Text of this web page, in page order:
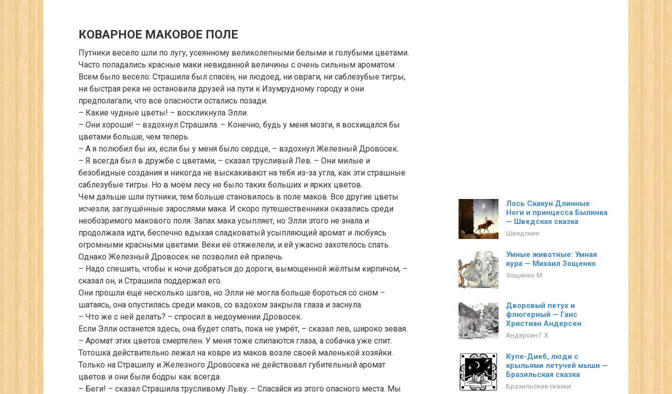
КОВАРНОЕ МАКОВОЕ ПОЛЕ
Путники весело шли по лугу, усеянному великолепными белыми и голубыми цветами.
Часто попадались красные маки невиданной величины с очень сильным ароматом.
Всем было весело: Страшила был спасён, ни людоед, ни овраги, ни саблезубые тигры,
ни быстрая река не остановила друзей на пути к Изумрудному городу и они
предполагали, что все опасности остались позади.
– Какие чудные цветы! – воскликнула Элли.
– Они хороши! – вздохнул Страшила. – Конечно, будь у меня мозги, я восхищался бы
цветами больше, чем теперь.
– А я полюбил бы их, если бы у меня было сердце, – вздохнул Железный Дровосек.
– Я всегда был в дружбе с цветами, – сказал трусливый Лев. – Они милые и
безобидные создания и никогда не выскакивают на тебя из-за угла, как эти страшные
саблезубые тигры. Но в моём лесу не было таких больших и ярких цветов.
Чем дальше шли путники, тем больше становилось в поле маков. Все другие цветы
исчезли, заглушённые зарослями мака. И скоро путешественники оказались среди
необозримого макового поля. Запах мака усыпляет, но Элли этого не знала и
продолжала идти, беспечно вдыхая сладковатый усыпляющий аромат и любуясь
огромными красными цветами. Веки её отяжелели, и ей ужасно захотелось спать.
Однако Железный Дровосек не позволил ей прилечь.
– Надо спешить, чтобы к ночи добраться до дороги, вымощенной жёлтым кирпичом, –
сказал он, и Страшила поддержал его.
Они прошли ещё несколько шагов, но Элли не могла больше бороться со сном –
шатаясь, она опустилась среди маков, со вздохом закрыла глаза и заснула.
– Что же с ней делать? – спросил в недоумении Дровосек.
Если Элли останется здесь, она будет спать, пока не умрёт, – сказал лев, широко зевая.
– Аромат этих цветов смертелен. У меня тоже слипаются глаза, а собачка уже спит.
Тотошка действительно лежал на ковре из маков возле своей маленькой хозяйки.
Только на Страшилу и Железного Дровосека не действовал губительный аромат
цветов и они были бодры как всегда.
– Беги! – сказал Страшила трусливому Льву. – Спасайся из этого опасного места. Мы
Лось Скакун Длинные
Ноги и принцесса Былинка
— Шведская сказка
Шведские
Умные животные: Умная
кура — Михаил Зощенко
Зощенко М.
Дворовый петух и
флюгерный — Ганс
Христиан Андерсен
Андерсен Г.Х.
Купе-Диеб, люди с
крыльями летучей мыши —
Бразильская сказка
Бразильские сказки